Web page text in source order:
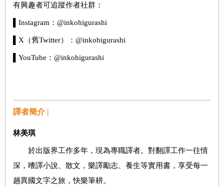
有興趣者可追蹤作者社群：
▌Instagram：@inkohigurashi
▌X（舊Twitter）：@inkohigurashi
▌YouTube：@inkohigurashi
譯者簡介 |
林美琪
於出版界工作多年，現為專職譯者。對翻譯工作一往情
深，嗜譯小說、散文，樂譯勵志、養生等實用書，享受每一
趟異國文字之旅，快樂筆耕。